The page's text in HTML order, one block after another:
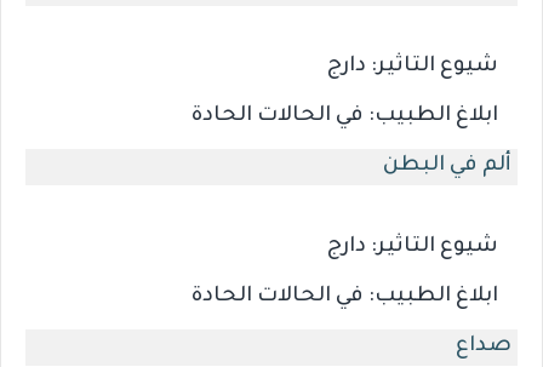
شيوع التاثير: دارج
ابلاغ الطبيب: في الحالات الحادة
ألم في البطن
شيوع التاثير: دارج
ابلاغ الطبيب: في الحالات الحادة
صداع